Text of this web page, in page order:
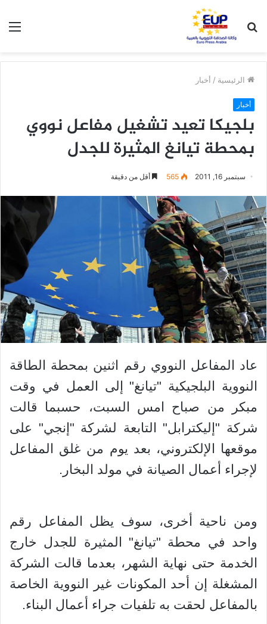
عن
الرئيسية / أخبار
أخبار
بلجيكا تعيد تشغيل مفاعل نووي
بمحطة تيانغ المثيرة للجدل
سبتمبر 16, 2011 565 أقل من دقيقة
عاد المفاعل النووي رقم اثنين بمحطة الطاقة
النووية البلجيكية "تيانغ" إلى العمل في وقت
مبكر من صباح امس السبت، حسبما قالت
شركة "إليكترابل" التابعة لشركة "إنجي" على
موقعها الإلكتروني، بعد يوم من غلق المفاعل
لإجراء أعمال الصيانة في مولد البخار.
ومن ناحية أخرى، سوف يظل المفاعل رقم
واحد في محطة "تيانغ" المثيرة للجدل خارج
الخدمة حتى نهاية الشهر، بعدما قالت الشركة
المشغلة إن أحد المكونات غير النووية الخاصة
بالمفاعل لحقت به تلفيات جراء أعمال البناء.